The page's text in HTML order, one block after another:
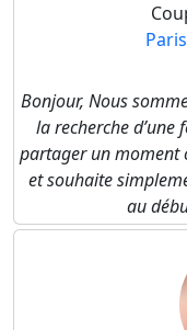
Bonjour, Nous
la recherche
partager un moment
et souhaite
au